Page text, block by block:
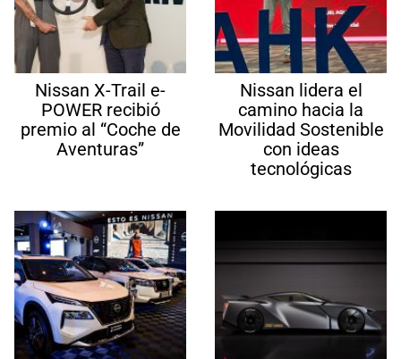
Nissan X-Trail e-
POWER recibió
premio al “Coche de
Aventuras”
Nissan lidera el
camino hacia la
Movilidad Sostenible
con ideas
tecnológicas